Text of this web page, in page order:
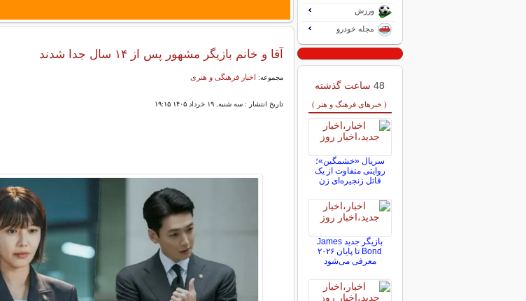
آقا و خانم بازیگر مشهور پس از ۱۴ سال جدا شدند
مجموعه: اخبار فرهنگی و هنری
تاریخ انتشار : سه شنبه, ۱۹ خرداد ۱۴۰۵ ۱۹:۱۵
ورزش
مجله خودرو
48 ساعت گذشته
( خبرهای فرهنگ و هنر )
سریال «خشمگین»؛
روایتی متفاوت از یک
قاتل زنجیره‌ای زن
بازیگر جدید James
Bond تا پایان ۲۰۲۶
معرفی می‌شود